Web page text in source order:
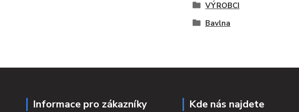
VÝROBCI
Bavlna
Informace pro zákazníky Kde nás najdete